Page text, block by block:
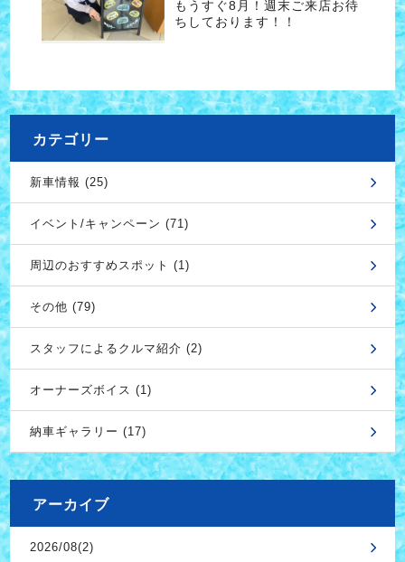
もうすぐ8月！週末ご来店お待
ちしております！！
カテゴリー
新車情報 (25)
イベント/キャンペーン (71)
周辺のおすすめスポット (1)
その他 (79)
スタッフによるクルマ紹介 (2)
オーナーズボイス (1)
納車ギャラリー (17)
アーカイブ
2026/08(2)